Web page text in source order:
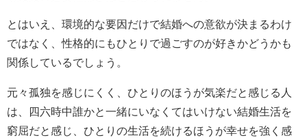
とはいえ、環境的な要因だけで結婚への意欲が決まるわけ
ではなく、性格的にもひとりで過ごすのが好きかどうかも
関係しているでしょう。
元々孤独を感じにくく、ひとりのほうが気楽だと感じる人
は、四六時中誰かと一緒にいなくてはいけない結婚生活を
窮屈だと感じ、ひとりの生活を続けるほうが幸せを強く感